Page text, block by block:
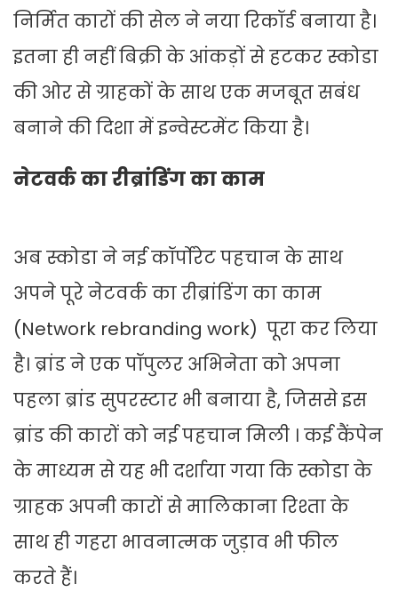
निर्मित कारों की सेल ने नया रिकॉर्ड बनाया है।
इतना ही नहीं बिक्री के आंकड़ों से हटकर स्कोडा
की ओर से ग्राहकों के साथ एक मजबूत सबंध
बनाने की दिशा में इन्वेस्टमेंट किया है।
नेटवर्क का रीब्रांडिंग का काम
अब स्कोडा ने नई कॉर्पोरेट पहचान के साथ
अपने पूरे नेटवर्क का रीब्रांडिंग का काम
(Network rebranding work) पूरा कर लिया
है। ब्रांड ने एक पॉपुलर अभिनेता को अपना
पहला ब्रांड सुपरस्टार भी बनाया है, जिससे इस
ब्रांड की कारों को नई पहचान मिली । कई कैंपेन
के माध्यम से यह भी दर्शाया गया कि स्कोडा के
ग्राहक अपनी कारों से मालिकाना रिश्ता के
साथ ही गहरा भावनात्मक जुड़ाव भी फील
करते हैं।